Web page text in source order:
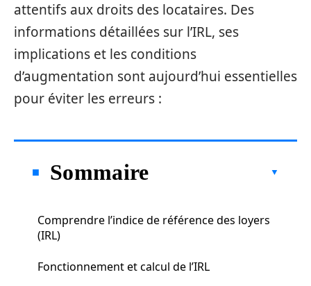
attentifs aux droits des locataires. Des
informations détaillées sur l’IRL, ses
implications et les conditions
d’augmentation sont aujourd’hui essentielles
pour éviter les erreurs :
Sommaire
Comprendre l’indice de référence des loyers
(IRL)
Fonctionnement et calcul de l’IRL